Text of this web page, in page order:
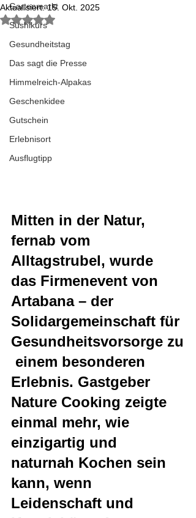
Gartenmarkt
Sushikurs
Gesundheitstag
Das sagt die Presse
Himmelreich-Alpakas
Geschenkidee
Gutschein
Erlebnisort
Ausflugtipp
Aktualisiert:15. Okt. 2025
Mit NaN von 5 Sternen bewertet.
Mitten in der Natur,
fernab vom
Alltagstrubel, wurde
das Firmenevent von
Artabana – der
Solidargemeinschaft für
Gesundheitsvorsorge zu
einem besonderen
Erlebnis. Gastgeber
Nature Cooking zeigte
einmal mehr, wie
einzigartig und
naturnah Kochen sein
kann, wenn
Leidenschaft und